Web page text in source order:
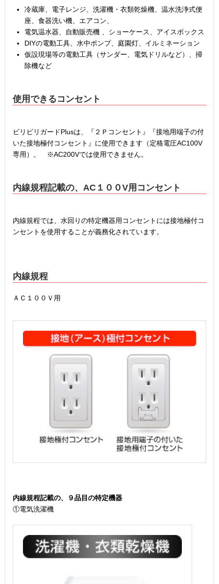
冷蔵庫、電子レンジ、洗濯機・衣類乾燥機、温水洗浄式便
座、食器洗い機、エアコン、
電気温水器、自動販売機 、ショーケース、アイスボックス
DIYの電動工具、水中ポンプ、庭園灯、イルミネーション
仮設現場等の電動工具（サンダー、電気ドリルなど）、掃
除機など
使用できるコンセント
ビリビリガードPlusは、『２Ｐコンセント』『接地用端子の付
いた接地極付コンセント』に使用できます（定格電圧AC100V
専用）。 ※AC200Vでは使用できません。
内線規程記載の、AC１００V用コンセント
内線規程では、水回りの特定機器用コンセントには接地極付コ
ンセントを使用することが義務化されています。
内線規程
ＡＣ１００Ｖ用
内線規程記載の、９品目の特定機器
①電気洗濯機